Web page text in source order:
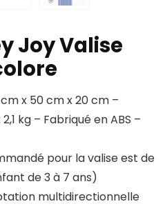
Joy Valise
x 50 cm x 20 cm –
kg – Fabriqué en ABS –
pour la valise est de
de 3 à 7 ans)
multidirectionnelle